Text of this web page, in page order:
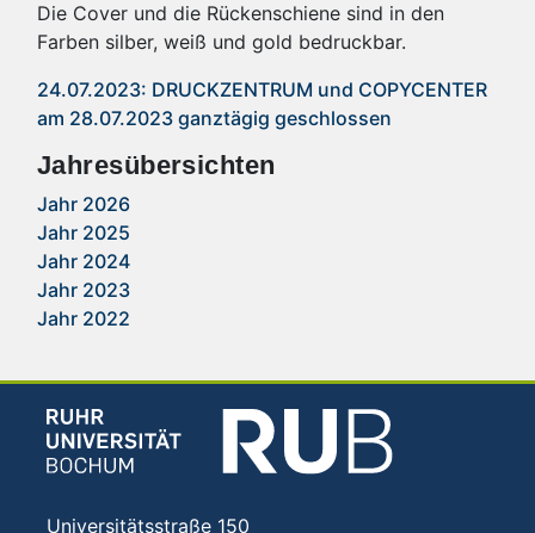
Die Cover und die Rückenschiene sind in den
Farben silber, weiß und gold bedruckbar.
24.07.2023: DRUCKZENTRUM und COPYCENTER
am 28.07.2023 ganztägig geschlossen
Jahresübersichten
Jahr 2026
Jahr 2025
Jahr 2024
Jahr 2023
Jahr 2022
Universitätsstraße 150